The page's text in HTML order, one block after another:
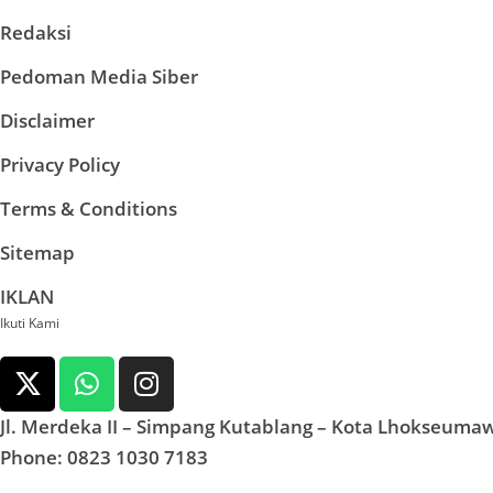
Redaksi
Pedoman Media Siber
Disclaimer
Privacy Policy
Terms & Conditions
Sitemap
IKLAN
Ikuti Kami
Jl. Merdeka II – Simpang Kutablang – Kota
Phone: 0823 1030 7183